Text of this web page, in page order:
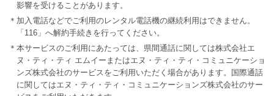
影響を受けることがあります。
＊加入電話などでご利用のレンタル電話機の継続利用はできません。
「116」へ解約手続きを行ってください。
＊本サービスのご利用にあたっては、県間通話に関しては株式会社エ
ヌ・ティ・ティ エムイーまたはエヌ・ティ・ティ・コミュニケーショ
ンズ株式会社のサービスをご利用いただく場合があります。国際通話
に関してはエヌ・ティ・ティ・コミュニケーションズ株式会社のサー